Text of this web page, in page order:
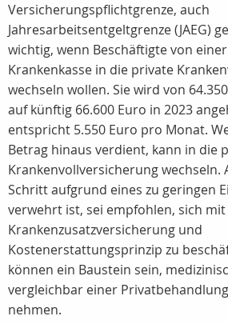
Versicherungspflichtgrenze, auch
Jahresarbeitsentgeltgrenze (JAEG)
wichtig, wenn Beschäftigte von
Krankenkasse in die private
wechseln wollen. Sie wird von
auf künftig 66.600 Euro in 2023
entspricht 5.550 Euro pro Monat.
Betrag hinaus verdient, kann in die
Krankenvollversicherung wechseln.
Schritt aufgrund eines zu geringen
verwehrt ist, sei empfohlen, sich
Krankenzusatzversicherung und
Kostenerstattungsprinzip zu
können ein Baustein sein,
vergleichbar einer
nehmen.